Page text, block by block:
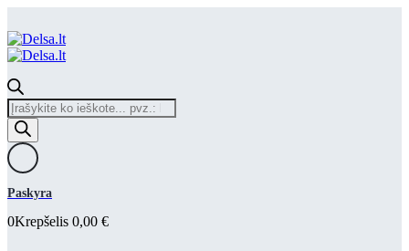
Products
search
Paskyra
0Krepšelis 0,00 €